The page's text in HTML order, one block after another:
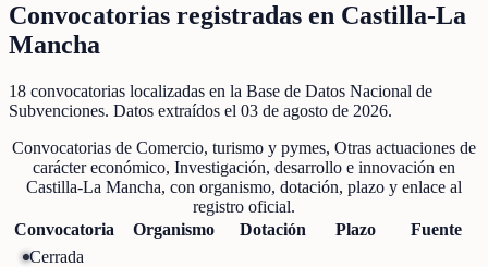
Convocatorias registradas en Castilla-La
Mancha
18 convocatorias localizadas en la Base de Datos Nacional de
Subvenciones. Datos extraídos el 03 de agosto de 2026.
Convocatorias de Comercio, turismo y pymes, Otras actuaciones de
carácter económico, Investigación, desarrollo e innovación en
Castilla-La Mancha, con organismo, dotación, plazo y enlace al
registro oficial.
Convocatoria
Organismo Dotación Plazo
Fuente
Cerrada